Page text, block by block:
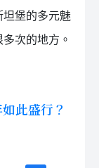
堡的多元魅
次的地方。
此盛行？